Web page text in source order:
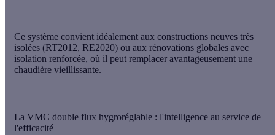
Ce système convient idéalement aux constructions neuves très
isolées (RT2012, RE2020) ou aux rénovations globales avec
isolation renforcée, où il peut remplacer avantageusement une
chaudière vieillissante.
La VMC double flux hygroréglable : l'intelligence au service de
l'efficacité